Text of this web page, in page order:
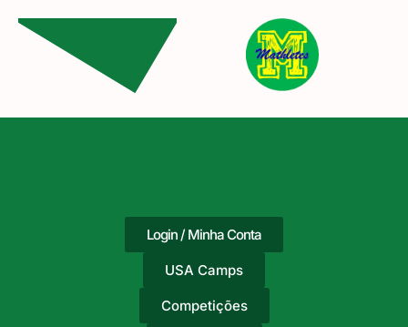
Login / Minha Conta
USA Camps
Competições